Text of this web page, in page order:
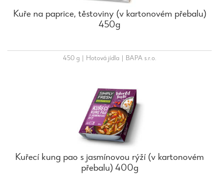
Kuře na paprice, těstoviny (v kartonovém přebalu)
450g
450 g Hotová jídla BAPA s.r.o.
Kuřecí kung pao s jasmínovou rýží (v kartonovém
přebalu) 400g